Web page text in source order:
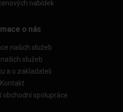
nabídek
o nás
našich služeb
služeb
a o zakladateli
Kontakt
obchodní spolupráce